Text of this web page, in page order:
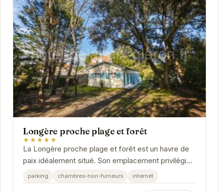
Longère proche plage et forêt
★★★★★
La Longère proche plage et forêt est un havre de
paix idéalement situé. Son emplacement privilégié
permet de profiter pleinement des activités...
parking chambres-non-fumeurs internet